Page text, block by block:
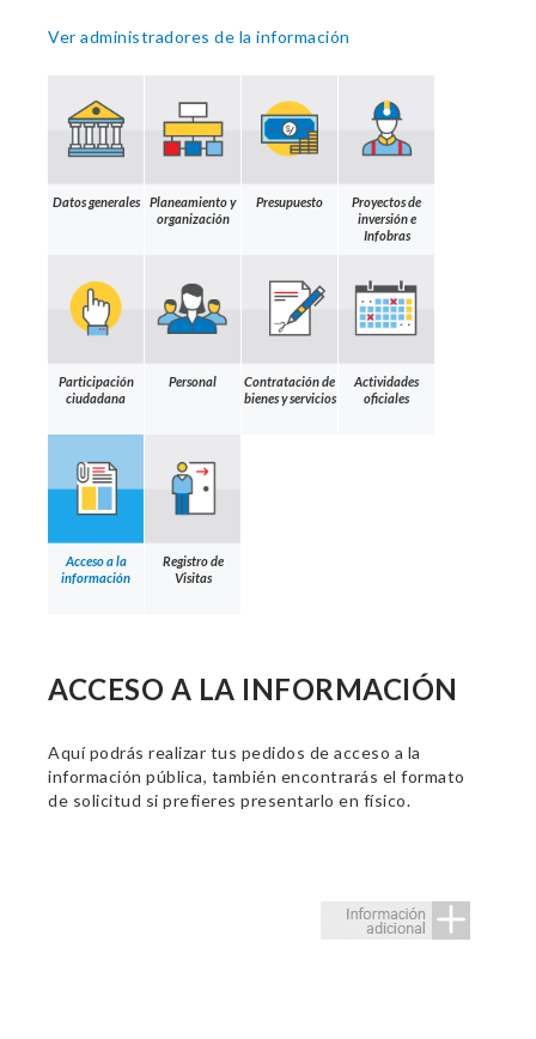
Ver administradores de la información
Datos generales
Planeamiento y
organización
Presupuesto
Proyectos de
inversión e
Infobras
Participación
ciudadana
Personal
Contratación de
bienes y servicios
Actividades
oficiales
Acceso a la
información
Registro de
Visitas
ACCESO A LA INFORMACIÓN
Aquí podrás realizar tus pedidos de acceso a la
información pública, también encontrarás el formato
de solicitud si prefieres presentarlo en físico.